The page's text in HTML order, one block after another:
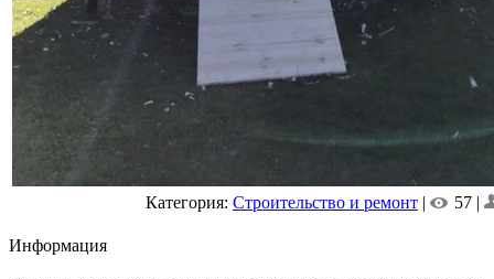
Категория: Строительство и ремонт | 57 |
Информация